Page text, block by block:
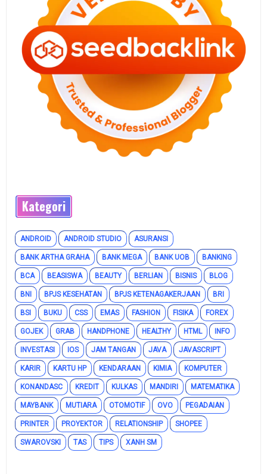
Kategori
ANDROID ANDROID STUDIO ASURANSI
BANK ARTHA GRAHA BANK MEGA BANK UOB BANKING
BCA BEASISWA BEAUTY BERLIAN BISNIS BLOG
BNI BPJS KESEHATAN BPJS KETENAGAKERJAAN BRI
BSI BUKU CSS EMAS FASHION FISIKA FOREX
GOJEK GRAB HANDPHONE HEALTHY HTML INFO
INVESTASI IOS JAM TANGAN JAVA JAVASCRIPT
KARIR KARTU HP KENDARAAN KIMIA KOMPUTER
KONANDASC KREDIT KULKAS MANDIRI MATEMATIKA
MAYBANK MUTIARA OTOMOTIF OVO PEGADAIAN
PRINTER PROYEKTOR RELATIONSHIP SHOPEE
SWAROVSKI TAS TIPS XANH SM